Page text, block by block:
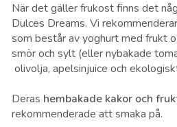
När det gäller frukost finns det
Dulces Dreams. Vi
som består av yoghurt med frukt
smör och sylt (eller nybakade
olivolja, apelsinjuice och
Deras hembakade kakor och
rekommenderade att smaka på.